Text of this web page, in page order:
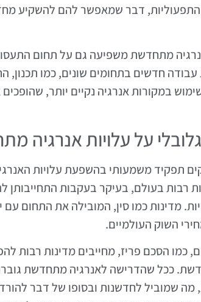
התפעוליות, דבר שמאפשר להם להשקיע
מתחדשת משפיעה גם על תחום
חדשים בתחומים שונים, כמו תכנון,
במקורות אנרגיה נקיים יותר,
על עלויות אנרגיה
תפקיד משמעותי בהשפעת עלויות
רבות בעולם, בעיקר בעקבות התחייבותן
מדינות כמו סין, המובילה את התחום עם
השוק העולמיים.
כמו הסכם פריז, מחייבים מדינות
ככל שהדרישה לאנרגיה מתחדשת
מה שמוביל לחדשנות ובסופו של דבר